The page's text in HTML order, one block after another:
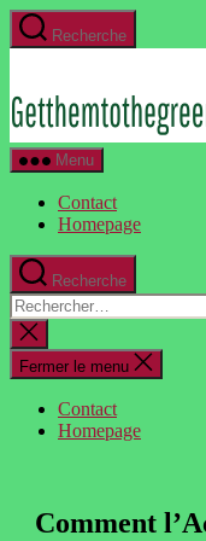
Aller
au
Recherche
Menu
Contact
Homepage
Recherche
Rechercher :
Fermer
la
recherche
Fermer le menu
Contact
Homepage
Comment